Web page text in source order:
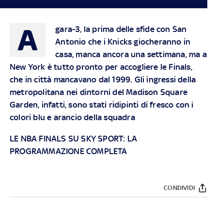
A
gara-3, la prima delle sfide con San
Antonio che i Knicks giocheranno in
casa, manca ancora una settimana, ma a
New York è tutto pronto per accogliere le Finals,
che in città mancavano dal 1999. Gli ingressi della
metropolitana nei dintorni del Madison Square
Garden, infatti, sono stati ridipinti di fresco con i
colori blu e arancio della squadra
LE NBA FINALS SU SKY SPORT: LA
PROGRAMMAZIONE COMPLETA
CONDIVIDI